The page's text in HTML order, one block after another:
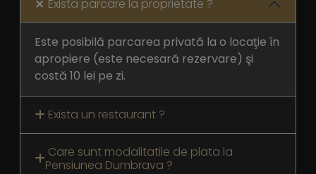
Exista parcare la proprietate ?
Este posibilă parcarea privată la o locaţie în
apropiere (este necesară rezervare) şi
costă 10 lei pe zi.
Exista un restaurant ?
Care sunt modalitatile de plata la
Pensiunea Dumbrava ?